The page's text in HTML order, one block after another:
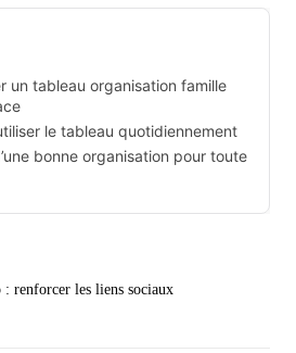
un tableau organisation famille
le tableau quotidiennement
bonne organisation pour toute
renforcer les liens sociaux